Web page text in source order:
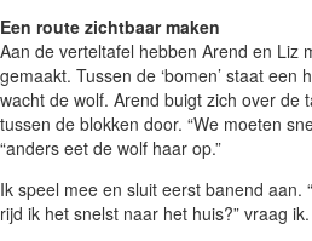
Een route zichtbaar maken
Aan de verteltafel hebben Arend en Liz
gemaakt. Tussen de ‘bomen’ staat een
wacht de wolf. Arend buigt zich over de
tussen de blokken door. “We moeten
“anders eet de wolf haar op.”
Ik speel mee en sluit eerst banend aan.
rijd ik het snelst naar het huis?” vraag ik.